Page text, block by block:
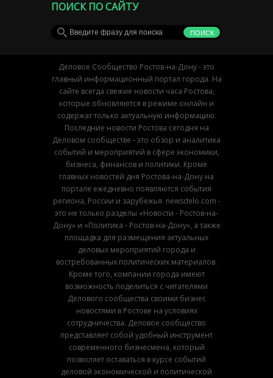
ПОИСК ПО САЙТУ
Деловое Сообщество Ростов-на-Дону - это
главный информационный портал города. На
сайте всегда свежие новости часа Ростова,
которые обновляются в режиме онлайн и
содержат только актуальную информацию.
Последние новости Ростова сегодня на
Деловом сообществе - это обзор и аналитика
событий и мероприятий в сфере экономики,
бизнеса, финансов и политики. Кроме
главных новостей дня Ростова-на-Дону на
портале ежедневно появляются события
региона, России и зарубежья. newsdelo.com -
это не только разделы «Новости - Ростов-на-
Дону» и «Политика - Ростов-на-Дону», а также
площадка для размещения актуальных
деловых мероприятий города и
востребованных политических материалов.
Кроме того, компании города имеют
возможность поделиться с читателями
Делового сообщества своими бизнес
новостями в Ростове на условиях
сотрудничества. Деловое сообщество
представляет собой удобный инструмент
современного бизнесмена, который
позволяет оставаться в курсе событий
деловой экономической и политической